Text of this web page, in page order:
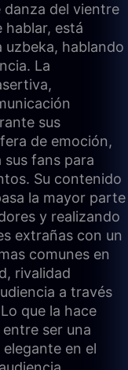
danza del vientre
hablar, está
uzbeka, hablando
La
sus
de emoción,
fans para
Su contenido
la mayor parte
y realizando
extrañas con un
comunes en
rivalidad
a través
que la hace
ser una
en el